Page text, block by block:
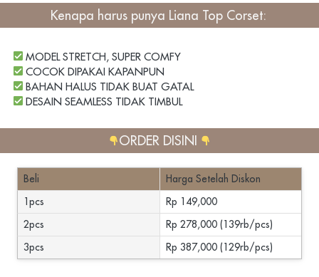
Kenapa harus punya Liana Top Corset:
MODEL STRETCH, SUPER COMFY
COCOK DIPAKAI KAPANPUN
BAHAN HALUS TIDAK BUAT GATAL
DESAIN SEAMLESS TIDAK TIMBUL
ORDER DISINI
Beli
Harga Setelah Diskon
1pcs
Rp 149,000
2pcs
Rp 278,000 (139rb/pcs)
3pcs
Rp 387,000 (129rb/pcs)